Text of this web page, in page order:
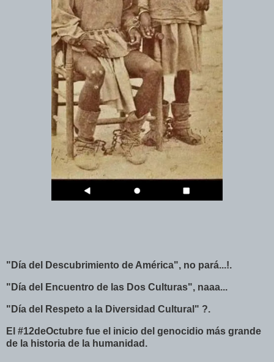
"Día del Descubrimiento de América", no pará...!.
"Día del Encuentro de las Dos Culturas", naaa...
"Día del Respeto a la Diversidad Cultural" ?.
El #12deOctubre fue el inicio del genocidio más grande
de la historia de la humanidad.